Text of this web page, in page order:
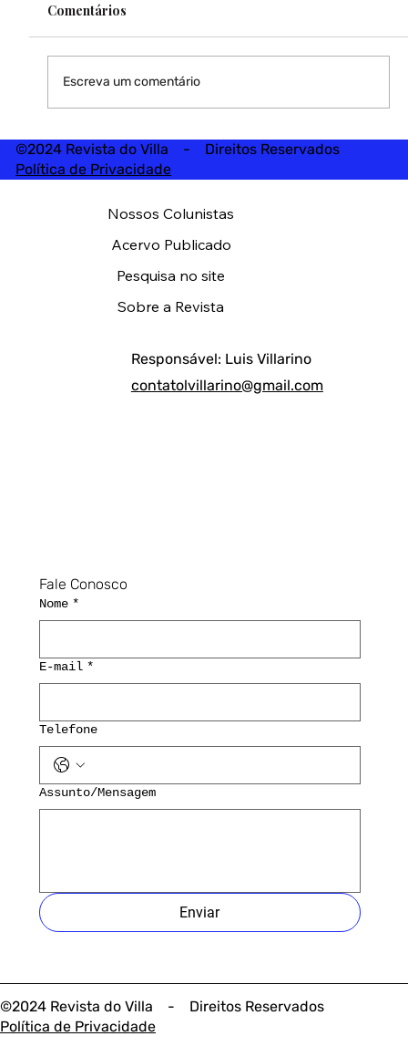
Comentários
Escreva um comentário
©2024 Revista do Villa - Direitos Reservados
Política de Privacidade
©2024 Revista do Villa - Direitos Reservados
Política de Privacidade
Fale Conosco
Nome *
E-mail *
Telefone
Assunto/Mensagem
Enviar
Responsável: Luis Villarino
contatolvillarino@gmail.com
Nossos Colunistas
Acervo Publicado
Pesquisa no site
Sobre a Revista